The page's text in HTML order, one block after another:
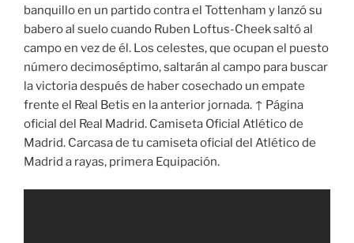
banquillo en un partido contra el Tottenham y lanzó su
babero al suelo cuando Ruben Loftus-Cheek saltó al
campo en vez de él. Los celestes, que ocupan el puesto
número decimoséptimo, saltarán al campo para buscar
la victoria después de haber cosechado un empate
frente el Real Betis en la anterior jornada. ↑ Página
oficial del Real Madrid. Camiseta Oficial Atlético de
Madrid. Carcasa de tu camiseta oficial del Atlético de
Madrid a rayas, primera Equipación.